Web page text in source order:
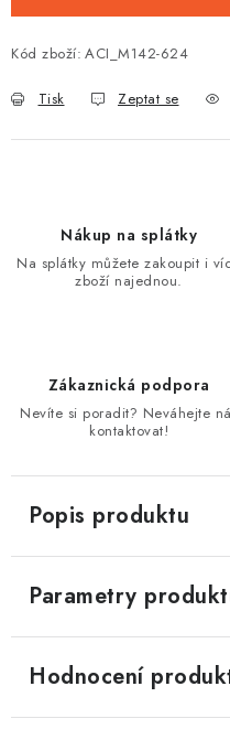
Kód zboží: ACI_M142-624
Tisk Zeptat se
Nákup na splátky
Na splátky můžete zakoupit i
zboží najednou.
Zákaznická podpora
Nevíte si poradit? Neváhejte
kontaktovat!
Popis produktu
Parametry
Hodnocení